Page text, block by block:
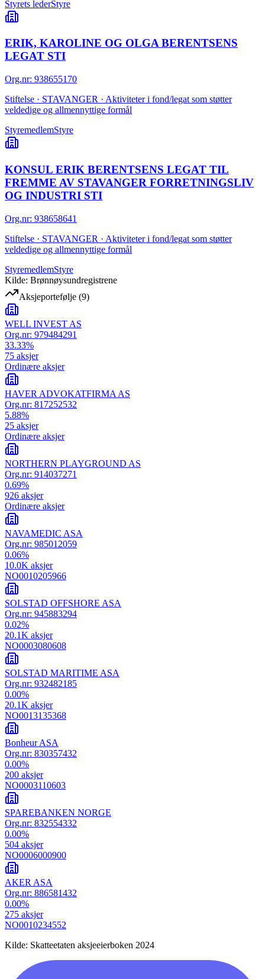
Styrets lederStyre
ERIK, KAROLINE OG OLGA BERENTSENS
LEGAT STI
Org.nr: 938655170
Stiftelse · STAVANGER · Aktiviteter i fond/legat som støtter
veldedige og allmennyttige formål
StyremedlemStyre
KONSUL ERIK BERENTSENS LEGAT TIL
FREMME AV STAVANGER FORRETNINGSLIV
OG INDUSTRI STI
Org.nr: 938658641
Stiftelse · STAVANGER · Aktiviteter i fond/legat som støtter
veldedige og allmennyttige formål
StyremedlemStyre
Kilde: Brønnøysundregistrene
Aksjeportefølje (9)
WELL INVEST AS
Org.nr: 979484291
33.33%
75 aksjer
Ordinære aksjer
HAVER ADVOKATFIRMA AS
Org.nr: 817252532
5.88%
25 aksjer
Ordinære aksjer
NORTHERN PLAYGROUND AS
Org.nr: 914037271
0.69%
926 aksjer
Ordinære aksjer
NAVAMEDIC ASA
Org.nr: 985012059
0.06%
10.0K aksjer
NO0010205966
SOLSTAD OFFSHORE ASA
Org.nr: 945883294
0.02%
20.1K aksjer
NO0003080608
SOLSTAD MARITIME ASA
Org.nr: 932482185
0.00%
20.1K aksjer
NO0013135368
Bonheur ASA
Org.nr: 830357432
0.00%
200 aksjer
NO0003110603
SPAREBANKEN NORGE
Org.nr: 832554332
0.00%
504 aksjer
NO0006000900
AKER ASA
Org.nr: 886581432
0.00%
275 aksjer
NO0010234552
Kilde: Skatteetaten aksjeeierboken 2024